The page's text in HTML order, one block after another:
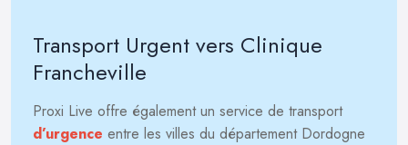
Transport Urgent vers Clinique
Francheville
Proxi Live offre également un service de transport
d’urgence entre les villes du département Dordogne